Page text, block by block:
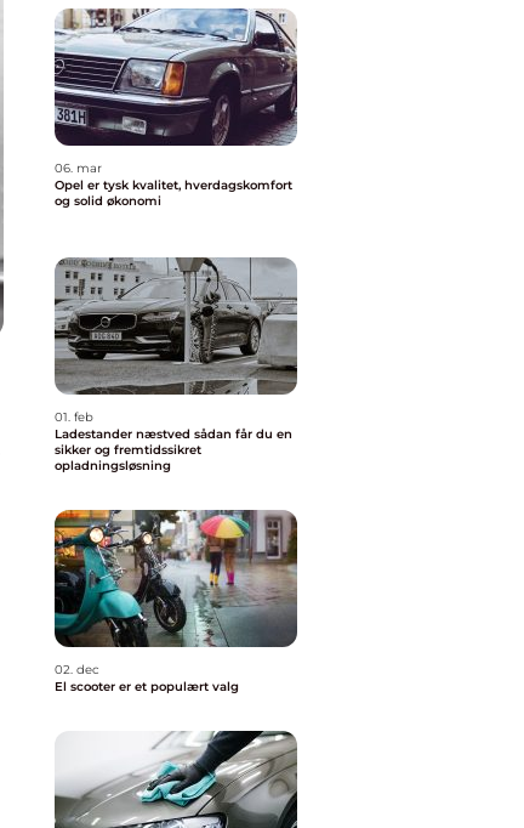
06. mar
Opel er tysk kvalitet, hverdagskomfort
og solid økonomi
01. feb
Ladestander næstved sådan får du en
sikker og fremtidssikret
opladningsløsning
02. dec
El scooter er et populært valg